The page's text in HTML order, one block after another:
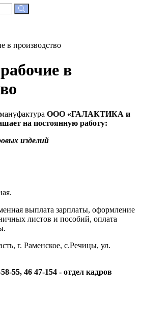
в производство
в
ООО «ГАЛАКТИКА и
на постоянную работу:
изделий
выплата зарплаты, оформление
листов и пособий, оплата
г. Раменское, с.Речицы, ул.
55, 46 47-154 - отдел кадров